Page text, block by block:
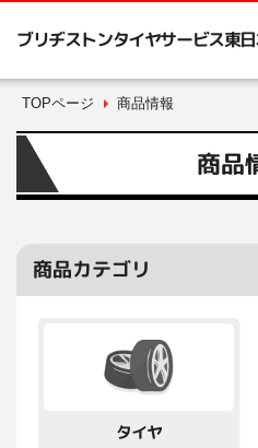
ブリヂストンタイヤサービス東
TOPページ 商品情報
商品
商品カテゴリ
タイヤ